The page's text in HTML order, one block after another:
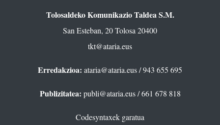
Tolosaldeko Komunikazio Taldea S.M.
San Esteban, 20 Tolosa 20400
tkt@ataria.eus
Erredakzioa: ataria@ataria.eus/ 943 655 695
Publizitatea: publi@ataria.eus/ 661 678 818
Codesyntaxek garatua